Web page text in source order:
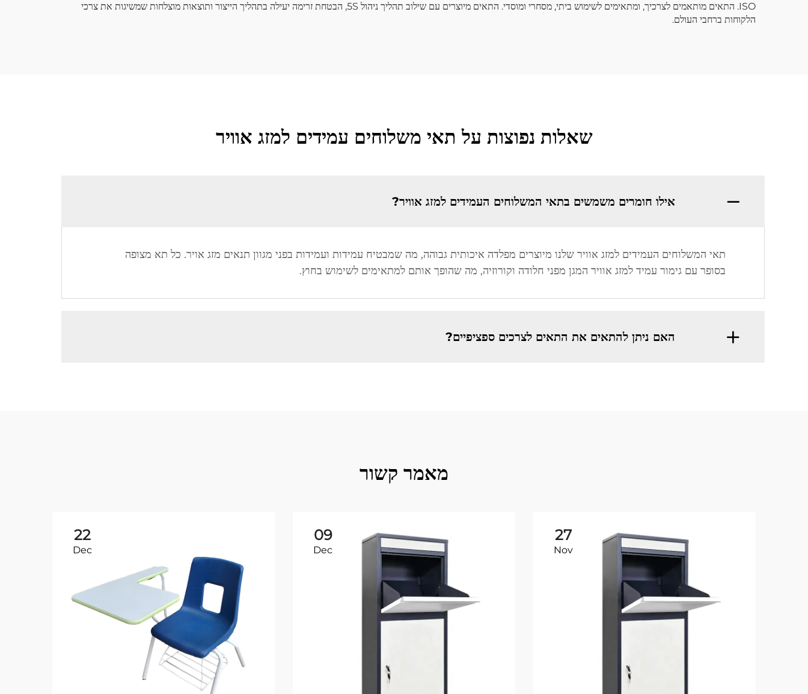
ISO. התאים מותאמים לצרכיך, ומתאימים לשימוש ביתי, מסחרי ומוסדי. התאים מיוצרים עם שילוב תהליך ניהול 5S, הבטחת זרימה יעילה בתהליך הייצור ותוצאות מוצלחות שמשיגות את צרכי
הלקוחות ברחבי העולם.
שאלות נפוצות על תאי משלוחים עמידים למזג אוויר
אילו חומרים משמשים בתאי המשלוחים העמידים למזג אוויר?
תאי המשלוחים העמידים למזג אוויר שלנו מיוצרים מפלדה איכותית גבוהה, מה שמבטיח עמידות ועמידות בפני מגוון תנאים מזג אויר. כל תא מצופה
בסופר עם גימור עמיד למזג אוויר המגן מפני חלודה וקורוזיה, מה שהופך אותם למתאימים לשימוש בחוץ.
האם ניתן להתאים את התאים לצרכים ספציפיים?
מאמר קשור
27
Nov
09
Dec
22
Dec